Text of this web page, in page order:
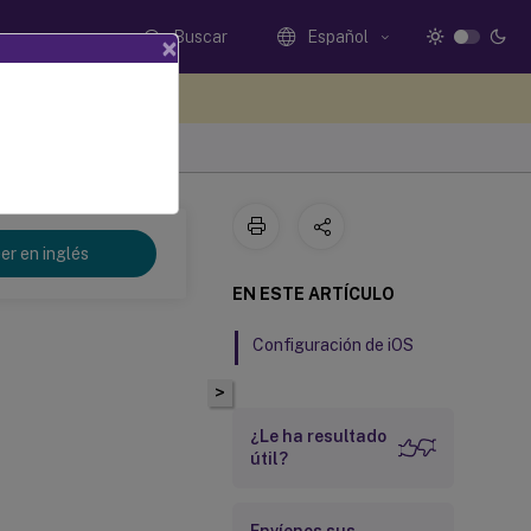
Buscar Español
en inglés
>
EN ESTE ARTÍCULO
Configuración de iOS
¿Le ha resultado
útil?
×